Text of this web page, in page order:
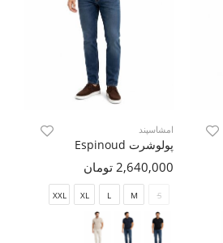
امشاسپند
پولوشرت Espinoud
2,640,000 تومان
S
M
L
XL
XXL